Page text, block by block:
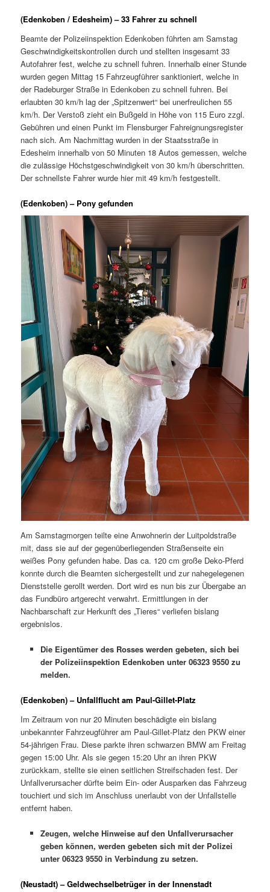
(Edenkoben / Edesheim) – 33 Fahrer zu schnell
Beamte der Polizeiinspektion Edenkoben führten am Samstag
Geschwindigkeitskontrollen durch und stellten insgesamt 33
Autofahrer fest, welche zu schnell fuhren. Innerhalb einer Stunde
wurden gegen Mittag 15 Fahrzeugführer sanktioniert, welche in
der Radeburger Straße in Edenkoben zu schnell fuhren. Bei
erlaubten 30 km/h lag der „Spitzenwert“ bei unerfreulichen 55
km/h. Der Verstoß zieht ein Bußgeld in Höhe von 115 Euro zzgl.
Gebühren und einen Punkt im Flensburger Fahreignungsregister
nach sich. Am Nachmittag wurden in der Staatsstraße in
Edesheim innerhalb von 50 Minuten 18 Autos gemessen, welche
die zulässige Höchstgeschwindigkeit von 30 km/h überschritten.
Der schnellste Fahrer wurde hier mit 49 km/h festgestellt.
(Edenkoben) – Pony gefunden
Am Samstagmorgen teilte eine Anwohnerin der Luitpoldstraße
mit, dass sie auf der gegenüberliegenden Straßenseite ein
weißes Pony gefunden habe. Das ca. 120 cm große Deko-Pferd
konnte durch die Beamten sichergestellt und zur nahegelegenen
Dienststelle gerollt werden. Dort wird es nun bis zur Übergabe an
das Fundbüro artgerecht verwahrt. Ermittlungen in der
Nachbarschaft zur Herkunft des „Tieres“ verliefen bislang
ergebnislos.
Die Eigentümer des Rosses werden gebeten, sich bei
der Polizeiinspektion Edenkoben unter 06323 9550 zu
melden.
(Edenkoben) – Unfallflucht am Paul-Gillet-Platz
Im Zeitraum von nur 20 Minuten beschädigte ein bislang
unbekannter Fahrzeugführer am Paul-Gillet-Platz den PKW einer
54-jährigen Frau. Diese parkte ihren schwarzen BMW am Freitag
gegen 15:00 Uhr. Als sie gegen 15:20 Uhr an ihren PKW
zurückkam, stellte sie einen seitlichen Streifschaden fest. Der
Unfallverursacher dürfte beim Ein- oder Ausparken das Fahrzeug
touchiert und sich im Anschluss unerlaubt von der Unfallstelle
entfernt haben.
Zeugen, welche Hinweise auf den Unfallverursacher
geben können, werden gebeten sich mit der Polizei
unter 06323 9550 in Verbindung zu setzen.
(Neustadt) – Geldwechselbetrüger in der Innenstadt